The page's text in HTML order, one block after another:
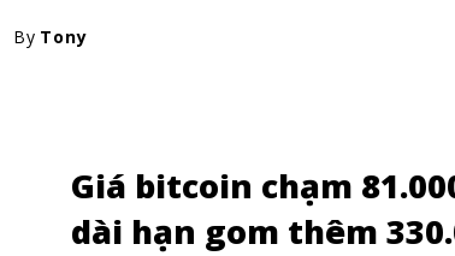
By Tony
Giá bitcoin chạm
dài hạn gom thêm